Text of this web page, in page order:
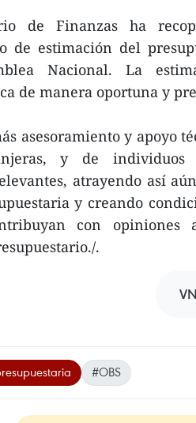
de Finanzas ha
de estimación del
Nacional. La
de manera oportuna y
asesoramiento y apoyo
y de individuos
atrayendo así
y creando
con opiniones
.
#OBS